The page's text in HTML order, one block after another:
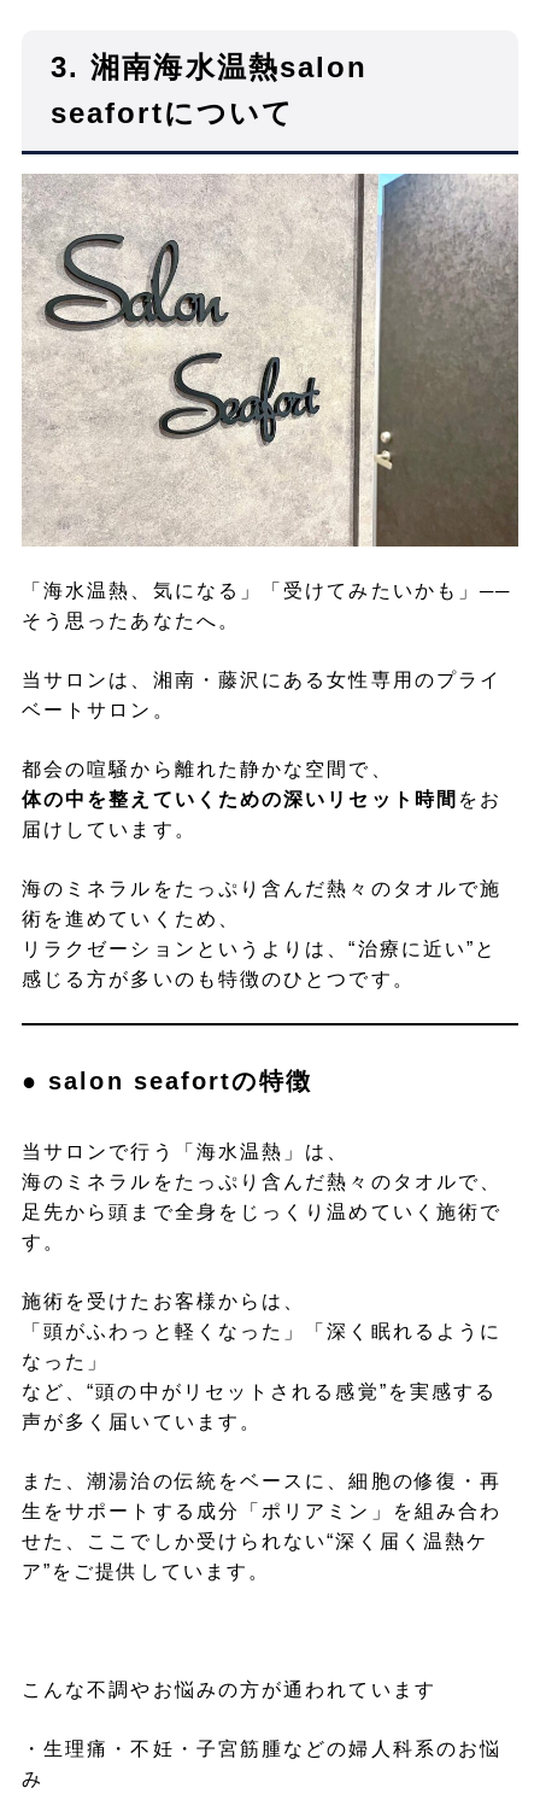
3. 湘南海水温熱salon
seafortについて
「海水温熱、気になる」「受けてみたいかも」──
そう思ったあなたへ。
当サロンは、湘南・藤沢にある女性専用のプライ
ベートサロン。
都会の喧騒から離れた静かな空間で、
体の中を整えていくための深いリセット時間 をお
届けしています。
海のミネラルをたっぷり含んだ熱々のタオルで施
術を進めていくため、
リラクゼーションというよりは、“治療に近い”と
感じる方が多いのも特徴のひとつです。
● salon seafortの特徴
当サロンで行う「海水温熱」は、
海のミネラルをたっぷり含んだ熱々のタオルで、
足先から頭まで全身をじっくり温めていく施術で
す。
施術を受けたお客様からは、
「頭がふわっと軽くなった」「深く眠れるように
なった」
など、“頭の中がリセットされる感覚”を実感する
声が多く届いています。
また、潮湯治の伝統をベースに、細胞の修復・再
生をサポートする成分「ポリアミン」を組み合わ
せた、ここでしか受けられない“深く届く温熱ケ
ア”をご提供しています。
こんな不調やお悩みの方が通われています
・生理痛・不妊・子宮筋腫などの婦人科系のお悩
み